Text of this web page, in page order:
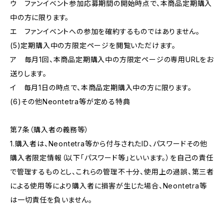
ウ ファンイベント参加応募期間の開始時点で、本商品定期購入
中の方に限ります。
エ ファンイベントへの参加を確約するものではありません。
(5)定期購入中の方限定ページを閲覧いただけます。
ア 毎月1回、本商品定期購入中の方限定ページの専用URLをお
送りします。
イ 毎月1日の時点で、本商品定期購入中の方に限ります。
(6)その他Neontetra等が定める特典
第7条（購入者の義務等）
1.購入者は、Neontetra等から付与されたID、パスワードその他
購入者限定情報（以下「パスワード等」といいます。）を自己の責任
で管理するものとし、これらの管理不十分、使用上の過誤、第三者
による使用等により購入者に損害が生じた場合、Neontetra等
は一切責任を負いません。